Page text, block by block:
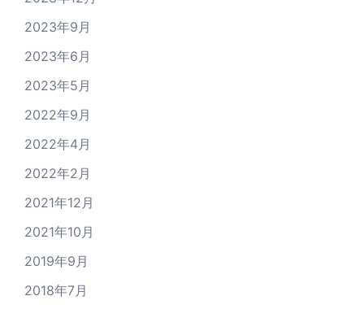
2023年9月
2023年6月
2023年5月
2022年9月
2022年4月
2022年2月
2021年12月
2021年10月
2019年9月
2018年7月